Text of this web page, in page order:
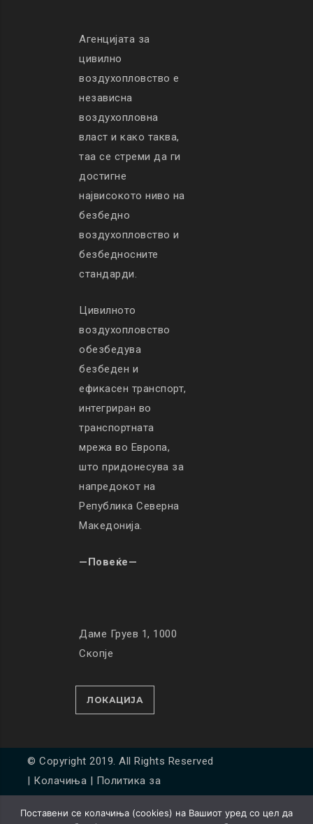
Агенцијата за
цивилно
воздухопловство е
независна
воздухопловна
власт и како таква,
таа се стреми да ги
достигне
највисокото ниво на
безбедно
воздухопловство и
безбедносните
стандарди.
Цивилното
воздухопловство
обезбедува
безбеден и
ефикасен транспорт,
интегриран во
транспортната
мрежа во Европа,
што придонесува за
напредокот на
Република Северна
Македонија.
—Повеќе—
Даме Груев 1, 1000
Скопје
ЛОКАЦИЈА
© Copyright 2019. All Rights Reserved
| Колачиња | Политика за
Поставени се колачиња (cookies) на Вашиот уред со цел да